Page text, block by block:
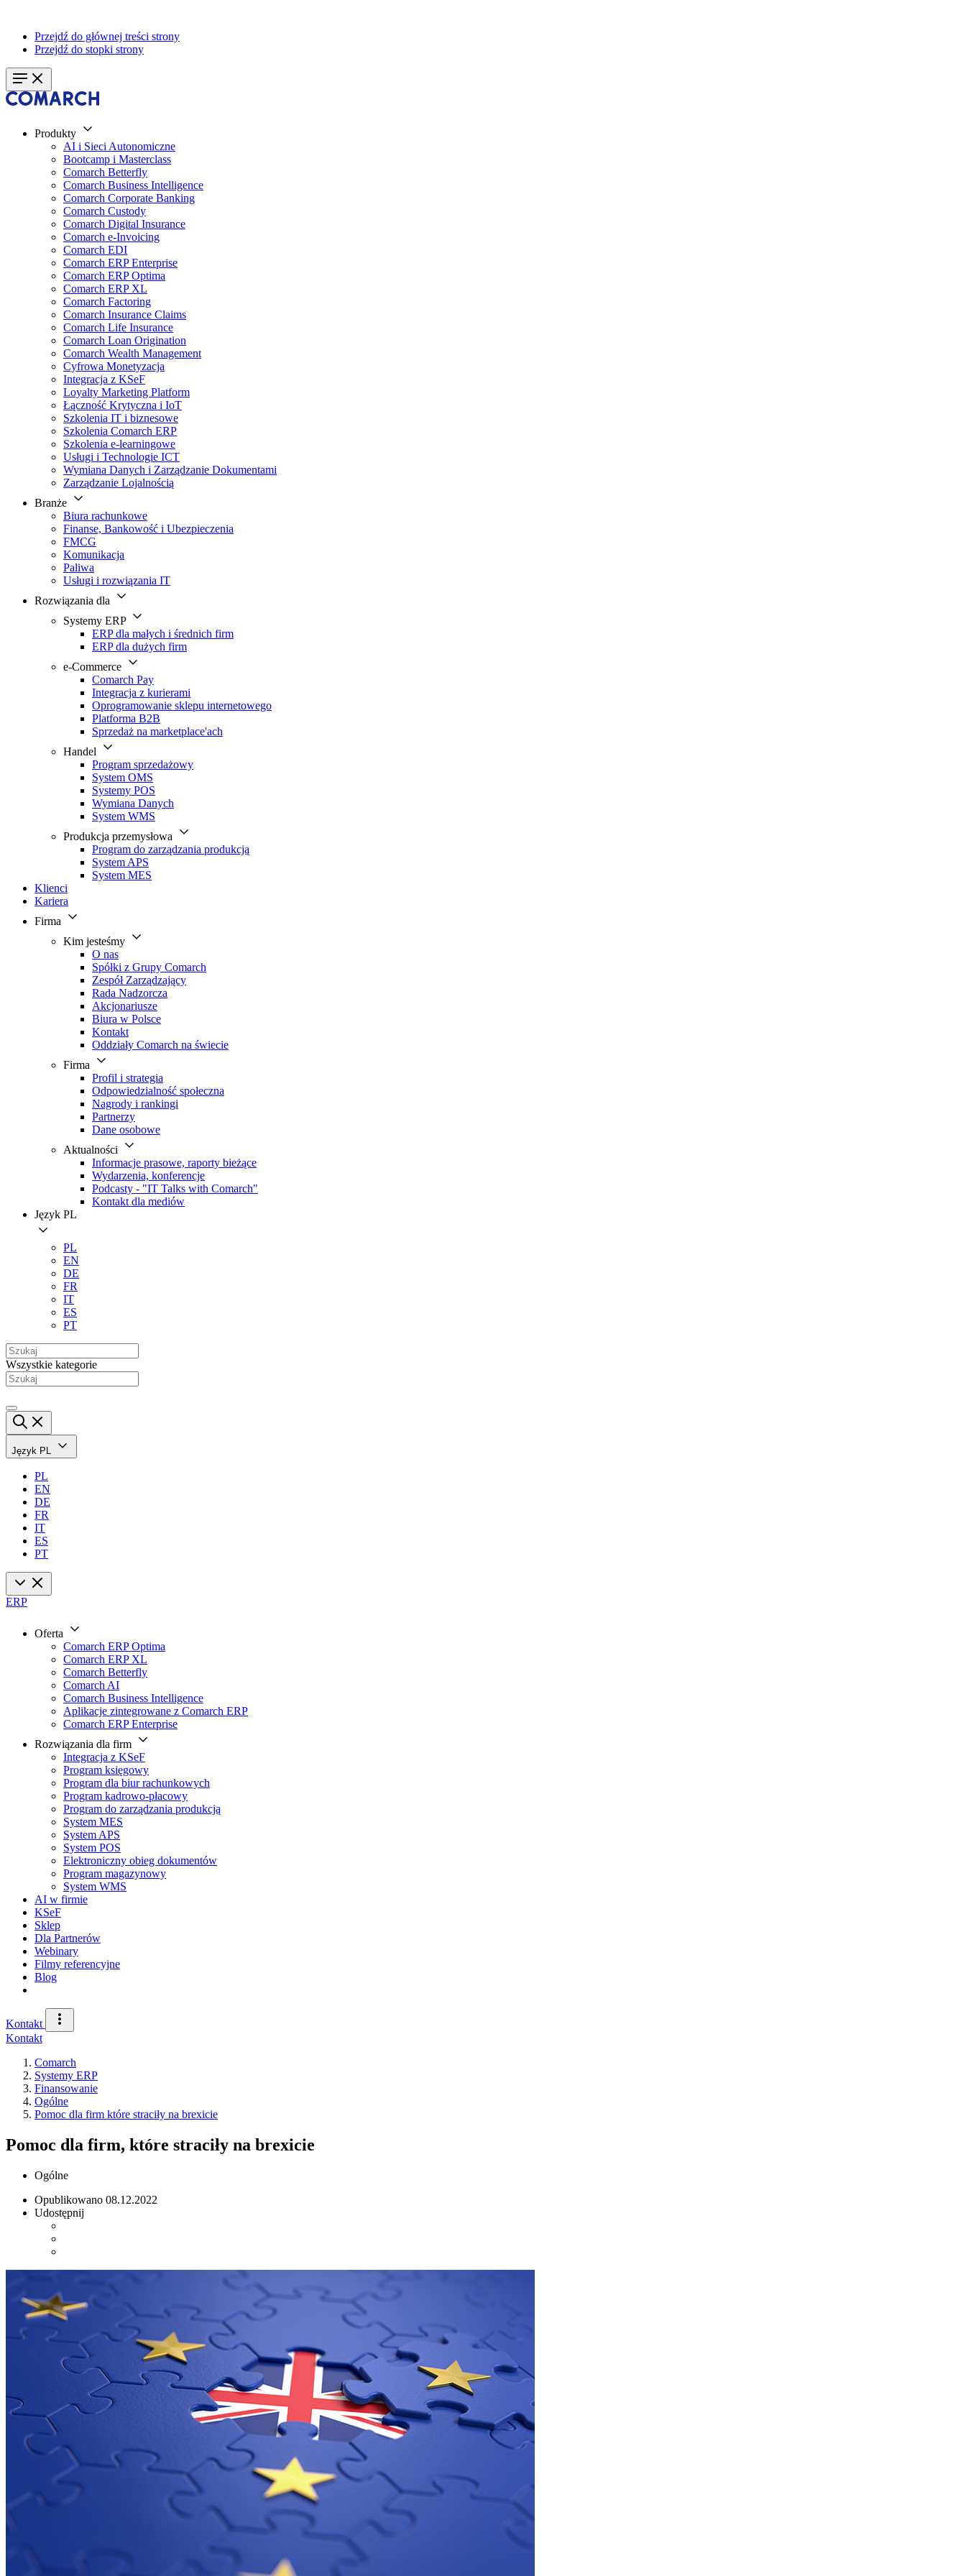
Przejdź do głównej treści strony
Przejdź do stopki strony
Produkty
AI i Sieci Autonomiczne
Bootcamp i Masterclass
Comarch Betterfly
Comarch Business Intelligence
Comarch Corporate Banking
Comarch Custody
Comarch Digital Insurance
Comarch e-Invoicing
Comarch EDI
Comarch ERP Enterprise
Comarch ERP Optima
Comarch ERP XL
Comarch Factoring
Comarch Insurance Claims
Comarch Life Insurance
Comarch Loan Origination
Comarch Wealth Management
Cyfrowa Monetyzacja
Integracja z KSeF
Loyalty Marketing Platform
Łączność Krytyczna i IoT
Szkolenia IT i biznesowe
Szkolenia Comarch ERP
Szkolenia e-learningowe
Usługi i Technologie ICT
Wymiana Danych i Zarządzanie Dokumentami
Zarządzanie Lojalnością
Branże
Biura rachunkowe
Finanse, Bankowość i Ubezpieczenia
FMCG
Komunikacja
Paliwa
Usługi i rozwiązania IT
Rozwiązania dla
Systemy ERP
ERP dla małych i średnich firm
ERP dla dużych firm
e-Commerce
Comarch Pay
Integracja z kurierami
Oprogramowanie sklepu internetowego
Platforma B2B
Sprzedaż na marketplace'ach
Handel
Program sprzedażowy
System OMS
Systemy POS
Wymiana Danych
System WMS
Produkcja przemysłowa
Program do zarządzania produkcją
System APS
System MES
Klienci
Kariera
Firma
Kim jesteśmy
O nas
Spółki z Grupy Comarch
Zespół Zarządzający
Rada Nadzorcza
Akcjonariusze
Biura w Polsce
Kontakt
Oddziały Comarch na świecie
Firma
Profil i strategia
Odpowiedzialność społeczna
Nagrody i rankingi
Partnerzy
Dane osobowe
Aktualności
Informacje prasowe, raporty bieżące
Wydarzenia, konferencje
Podcasty - "IT Talks with Comarch"
Kontakt dla mediów
Język PL
PL
EN
DE
FR
IT
ES
PT
Wszystkie kategorie
Język PL
PL
EN
DE
FR
IT
ES
PT
ERP
Oferta
Comarch ERP Optima
Comarch ERP XL
Comarch Betterfly
Comarch AI
Comarch Business Intelligence
Aplikacje zintegrowane z Comarch ERP
Comarch ERP Enterprise
Rozwiązania dla firm
Integracja z KSeF
Program księgowy
Program dla biur rachunkowych
Program kadrowo-płacowy
Program do zarządzania produkcją
System MES
System APS
System POS
Elektroniczny obieg dokumentów
Program magazynowy
System WMS
AI w firmie
KSeF
Sklep
Dla Partnerów
Webinary
Filmy referencyjne
Blog
Kontakt
Kontakt
Comarch
Systemy ERP
Finansowanie
Ogólne
Pomoc dla firm które straciły na brexicie
Pomoc dla firm, które straciły na brexicie
Ogólne
Opublikowano 08.12.2022
Udostępnij